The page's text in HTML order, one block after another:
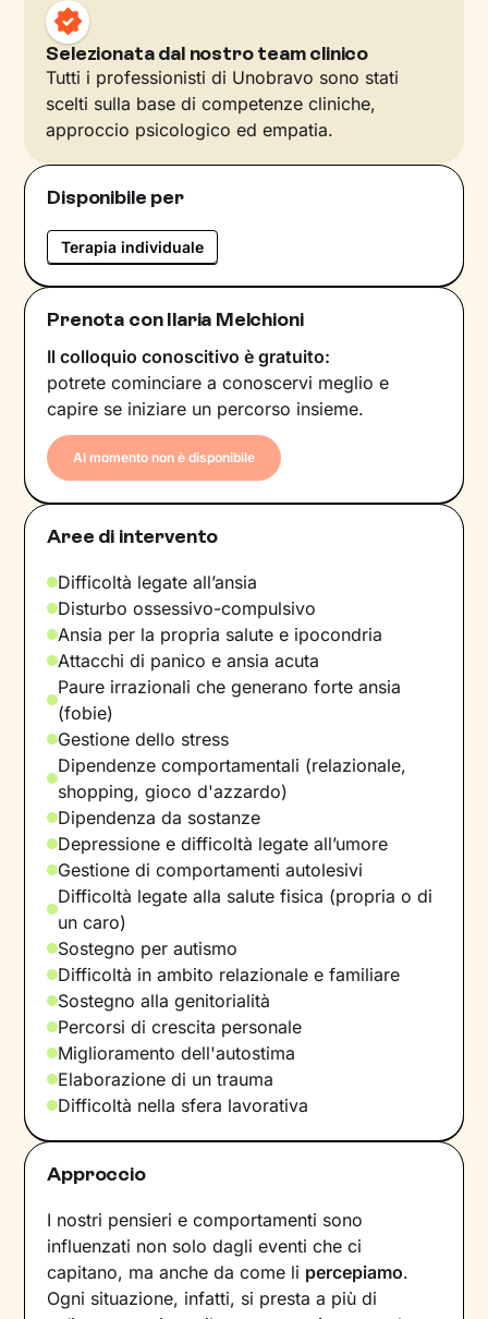
Selezionata dal nostro team clinico
Tutti i professionisti di Unobravo sono stati
scelti sulla base di competenze cliniche,
approccio psicologico ed empatia.
Disponibile per
Terapia individuale
Prenota con Ilaria Melchioni
Il colloquio conoscitivo è gratuito:
potrete cominciare a conoscervi meglio e
capire se iniziare un percorso insieme.
Al momento non è disponibile
Aree di intervento
Difficoltà legate all’ansia
Disturbo ossessivo-compulsivo
Ansia per la propria salute e ipocondria
Attacchi di panico e ansia acuta
Paure irrazionali che generano forte ansia
(fobie)
Gestione dello stress
Dipendenze comportamentali (relazionale,
shopping, gioco d'azzardo)
Dipendenza da sostanze
Depressione e difficoltà legate all’umore
Gestione di comportamenti autolesivi
Difficoltà legate alla salute fisica (propria o di
un caro)
Sostegno per autismo
Difficoltà in ambito relazionale e familiare
Sostegno alla genitorialità
Percorsi di crescita personale
Miglioramento dell'autostima
Elaborazione di un trauma
Difficoltà nella sfera lavorativa
Approccio
I nostri pensieri e comportamenti sono
influenzati non solo dagli eventi che ci
capitano, ma anche da come li percepiamo.
Ogni situazione, infatti, si presta a più di